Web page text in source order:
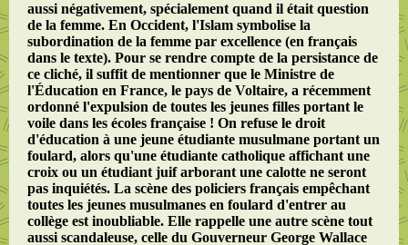
aussi négativement, spécialement quand il était question
de la femme. En Occident, l'Islam symbolise la
subordination de la femme par excellence (en français
dans le texte). Pour se rendre compte de la persistance de
ce cliché, il suffit de mentionner que le Ministre de
l'Éducation en France, le pays de Voltaire, a récemment
ordonné l'expulsion de toutes les jeunes filles portant le
voile dans les écoles française ! On refuse le droit
d'éducation à une jeune étudiante musulmane portant un
foulard, alors qu'une étudiante catholique affichant une
croix ou un étudiant juif arborant une calotte ne seront
pas inquiétés. La scène des policiers français empêchant
toutes les jeunes musulmanes en foulard d'entrer au
collège est inoubliable. Elle rappelle une autre scène tout
aussi scandaleuse, celle du Gouverneur George Wallace